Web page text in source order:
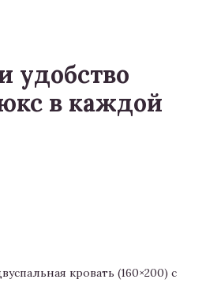
удобство
в каждой
кровать (160×200) с